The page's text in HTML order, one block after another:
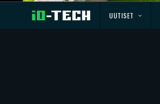
UUTISET